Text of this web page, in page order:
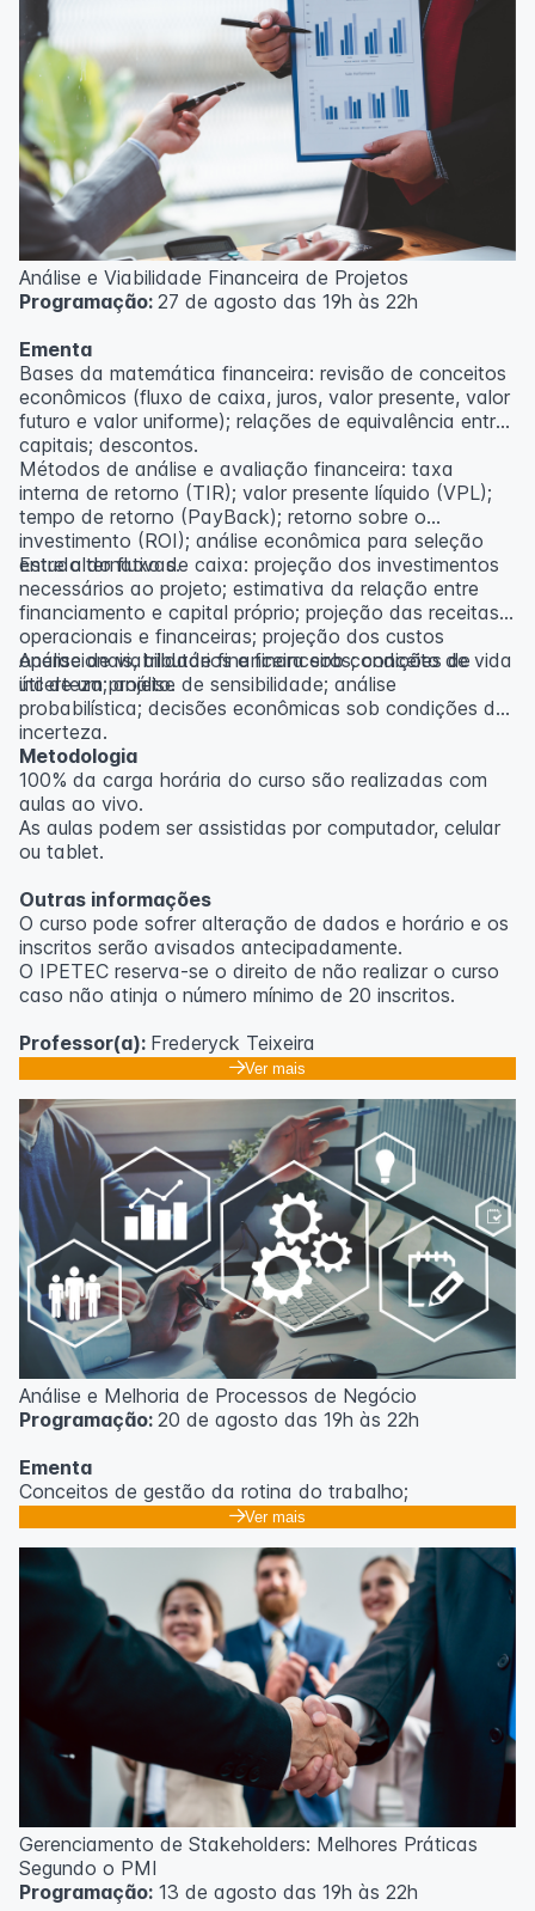
Análise e Viabilidade Financeira de Projetos
Programação: 27 de agosto das 19h às 22h
Ementa
Bases da matemática financeira: revisão de conceitos
econômicos (fluxo de caixa, juros, valor presente, valor
futuro e valor uniforme); relações de equivalência entre
capitais; descontos.
Métodos de análise e avaliação financeira: taxa
interna de retorno (TIR); valor presente líquido (VPL);
tempo de retorno (PayBack); retorno sobre o
investimento (ROI); análise econômica para seleção
entre alternativas.
Estudo do fluxo de caixa: projeção dos investimentos
necessários ao projeto; estimativa da relação entre
financiamento e capital próprio; projeção das receitas
operacionais e financeiras; projeção dos custos
operacionais, tributários e financeiros; conceito de vida
útil de um projeto.
Análise de viabilidade financeira sob condições de
incerteza; análise de sensibilidade; análise
probabilística; decisões econômicas sob condições de
incerteza.
Metodologia
100% da carga horária do curso são realizadas com
aulas ao vivo.
As aulas podem ser assistidas por computador, celular
ou tablet.
Outras informações
O curso pode sofrer alteração de dados e horário e os
inscritos serão avisados ​​antecipadamente.
O IPETEC reserva-se o direito de não realizar o curso
caso não atinja o número mínimo de 20 inscritos.
Professor(a): Frederyck Teixeira
Ver mais
Análise e Melhoria de Processos de Negócio
Programação: 20 de agosto das 19h às 22h
Ementa
Conceitos de gestão da rotina do trabalho;
Promoção de mudanças através do 5S;
resultados;
Método PDCA de gestão;
Técnicas de padronização do trabalho.
Metodologia
100% da carga horária do curso são realizadas com
aulas ao vivo.
As aulas podem ser assistidas por computador, celular
Outras informações
O curso pode sofrer alteração de dados e horário e os
inscritos serão avisados ​​antecipadamente.
O IPETEC reserva-se o direito de não realizar o curso
Ver mais
Gerenciamento de Stakeholders: Melhores Práticas
Segundo o PMI
Programação: 13 de agosto das 19h às 22h